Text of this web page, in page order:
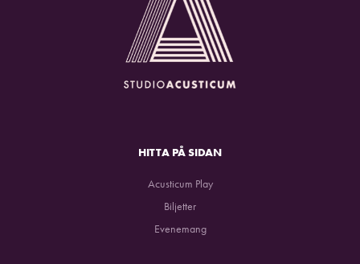
HITTA PÅ SIDAN
Acusticum Play
Biljetter
Evenemang